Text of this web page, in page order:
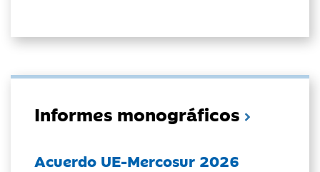
Informes monográficos
Acuerdo UE-Mercosur 2026